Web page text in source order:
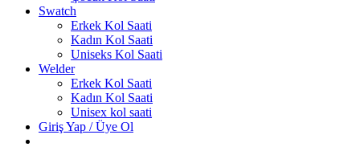
Swatch
Erkek Kol Saati
Kadın Kol Saati
Uniseks Kol Saati
Welder
Erkek Kol Saati
Kadın Kol Saati
Unisex kol saati
Giriş Yap / Üye Ol